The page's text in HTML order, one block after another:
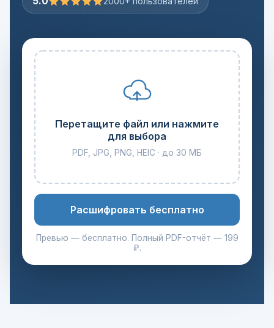
Перетащите файл или нажмите
для выбора
PDF, JPG, PNG, HEIC · до 30 МБ
Расшифровать бесплатно
Превью — бесплатно. Полный PDF-отчёт — 199
₽.